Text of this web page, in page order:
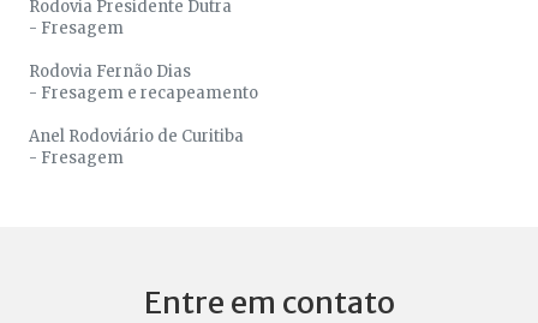
Rodovia Presidente Dutra
- Fresagem
Rodovia Fernão Dias
- Fresagem e recapeamento
Anel Rodoviário de Curitiba
- Fresagem
Entre em contato